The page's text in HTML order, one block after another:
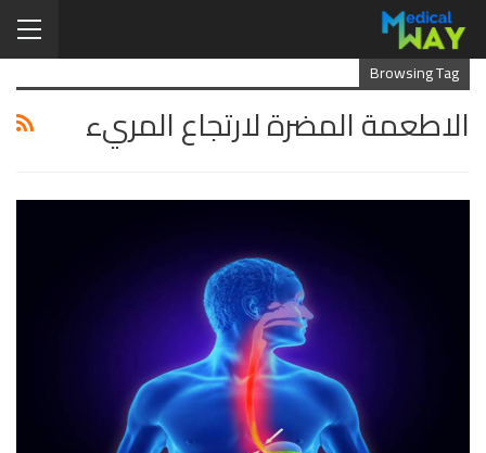
Browsing Tag
الاطعمة المضرة لارتجاع المريء